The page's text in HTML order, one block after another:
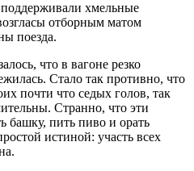
хмельные
отборным матом
поезда.
что в вагоне резко
Стало так противно, что
почти что седых голов, так
Странно, что эти
башку, пить пиво и орать
истиной: участь всех